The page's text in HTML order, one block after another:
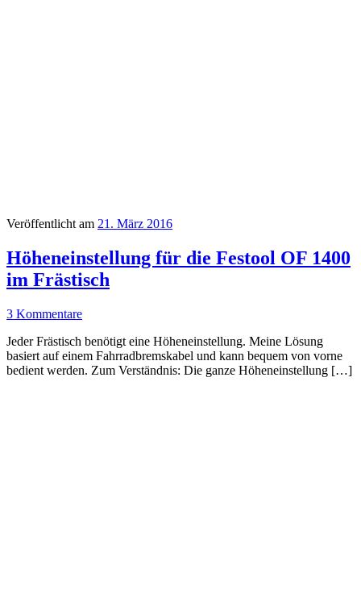
Veröffentlicht am 21. März 2016
Höheneinstellung für die Festool OF 1400
im Frästisch
3 Kommentare
Jeder Frästisch benötigt eine Höheneinstellung. Meine Lösung
basiert auf einem Fahrradbremskabel und kann bequem von vorne
bedient werden. Zum Verständnis: Die ganze Höheneinstellung […]